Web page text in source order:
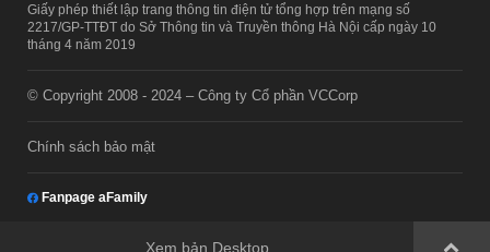
Giấy phép thiết lập trang thông tin điện tử tổng hợp trên mạng số
2217/GP-TTĐT do Sở Thông tin và Truyền thông Hà Nội cấp ngày 10
tháng 4 năm 2019
© Copyright 2008 - 2024 – Công ty Cổ phần VCCorp
Chính sách bảo mật
Fanpage aFamily
Xem bản Desktop